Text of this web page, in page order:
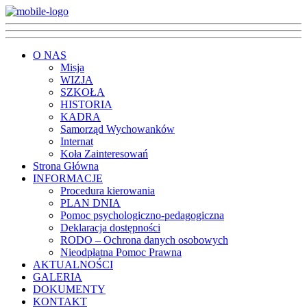
O NAS
Misja
WIZJA
SZKOŁA
HISTORIA
KADRA
Samorząd Wychowanków
Internat
Koła Zainteresowań
Strona Główna
INFORMACJE
Procedura kierowania
PLAN DNIA
Pomoc psychologiczno-pedagogiczna
Deklaracja dostępności
RODO – Ochrona danych osobowych
Nieodpłatna Pomoc Prawna
AKTUALNOŚCI
GALERIA
DOKUMENTY
KONTAKT